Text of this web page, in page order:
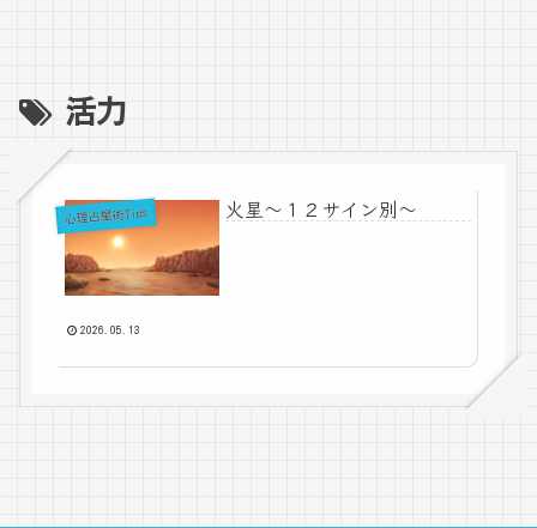
活力
心理占星術Tips 火星～１２サイン別～
2026.05.13